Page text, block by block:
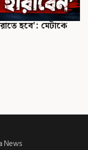
হবে': মেটাকে